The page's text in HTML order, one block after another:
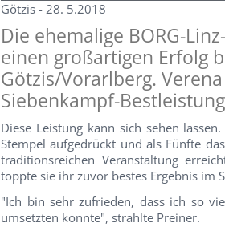
Götzis - 28. 5.2018
Die ehemalige BORG-
einen großartigen Erfolg
Götzis/Vorarlberg.
Siebenkampf-
Diese Leistung kann sich sehen
Stempel aufgedrückt und als Fünfte
traditionsreichen Veranstaltung
toppte sie ihr zuvor bestes Ergebnis im
"Ich bin sehr zufrieden, dass ich so
umsetzten konnte", strahlte Preiner.